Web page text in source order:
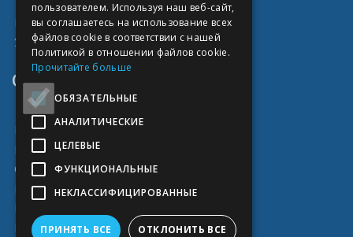
Политика конфиденциальности
Условия использования
ССЫЛКИ
Главная
Блог
О нас
Полезное
Каталог услуг
FINNISH
пользователем. Используя наш веб-сайт,
вы соглашаетесь на использование всех
файлов cookie в соответствии с нашей
Политикой в ​​отношении файлов cookie.
Прочитайте больше
ОБЯЗАТЕЛЬНЫЕ
АНАЛИТИЧЕСКИЕ
ЦЕЛЕВЫЕ
ФУНКЦИОНАЛЬНЫЕ
НЕКЛАССИФИЦИРОВАННЫЕ
ПРИНЯТЬ ВСЕ ОТКЛОНИТЬ ВСЕ